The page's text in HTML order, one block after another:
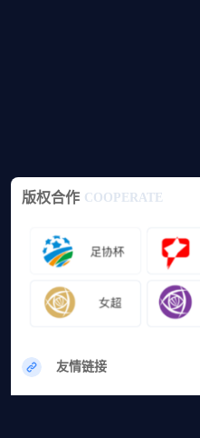
版权合作 COOPERATE
友情链接